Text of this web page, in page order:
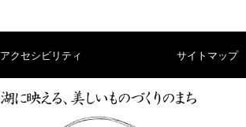
アクセシビリティ サイトマップ